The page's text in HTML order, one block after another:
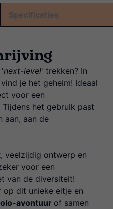
Specificaties
'next-level' trekken? In
je het geheim! Ideaal
voor een
Tijdens het gebruik past
aan, aan de
, veelzijdig ontwerp en
voor een
van de diversiteit!
op dit unieke eitje en
avontuur of samen